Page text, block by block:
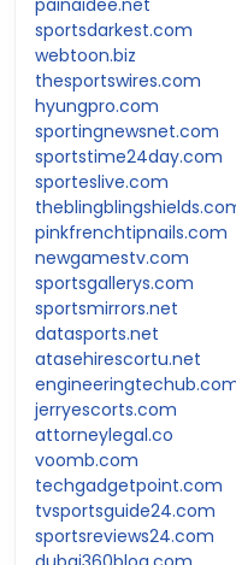
sportsdarkest.com
webtoon.biz
thesportswires.com
hyungpro.com
sportingnewsnet.com
sportstime24day.com
sporteslive.com
pinkfrenchtipnails.com
newgamestv.com
sportsgallerys.com
sportsmirrors.net
datasports.net
atasehirescortu.net
jerryescorts.com
attorneylegal.co
voomb.com
techgadgetpoint.com
tvsportsguide24.com
sportsreviews24.com